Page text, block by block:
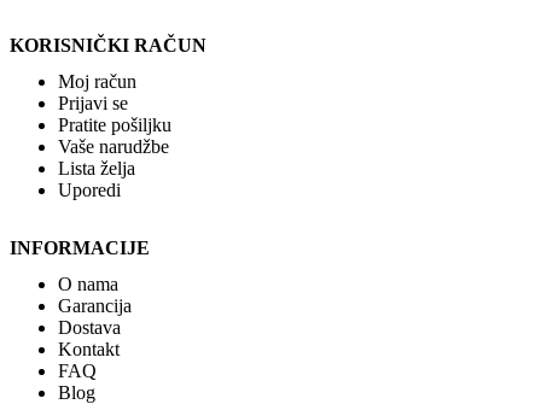
KORISNIČKI RAČUN
Moj račun
Prijavi se
Pratite pošiljku
Vaše narudžbe
Lista želja
Uporedi
INFORMACIJE
O nama
Garancija
Dostava
Kontakt
FAQ
Blog